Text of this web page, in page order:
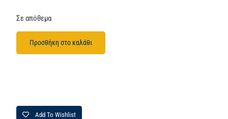
Σε απόθεμα
Προσθήκη στο καλάθι
Add To Wishlist